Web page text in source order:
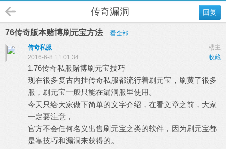
回复
传奇漏洞
76传奇版本赌博刷元宝方法
看全部
楼主
传奇私服
收藏
2016-6-8 11:01:34
1.76传奇私服赌博刷元宝技巧
现在很多复古内挂传奇私服都流行着刷元宝，刷黄了很多
服，刷元宝一般只能在漏洞服里使用。
今天只给大家做下简单的文字介绍，在看文章之前，大家
一定要注意，
官方不会任何名义出售刷元宝之类的软件，因为刷元宝都
是靠技巧和漏洞来获得的。